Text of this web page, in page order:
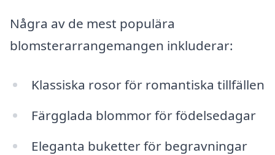
Några av de mest populära
blomsterarrangemangen inkluderar:
Klassiska rosor för romantiska tillfällen
Färgglada blommor för födelsedagar
Eleganta buketter för begravningar